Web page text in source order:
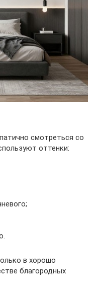
смотреться со
оттенки:
в хорошо
благородных